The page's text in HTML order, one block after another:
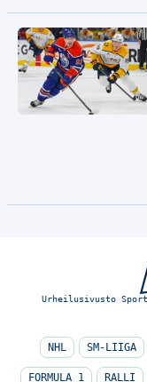
Urheilusivusto
NHL SM-LIIGA
FORMULA 1 RALLI